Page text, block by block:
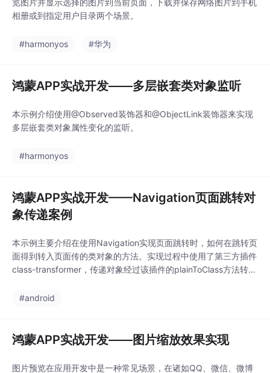
览图片并显示选择的图片到当前页面，下载并保存网络图片到手机
相册或到指定用户目录两个场景。
#harmonyos #华为
鸿蒙APP实战开发——多层嵌套类对象监听
本示例介绍使用@Observed装饰器和@ObjectLink装饰器来实现
多层嵌套类对象属性变化的监听。
#harmonyos
鸿蒙APP实战开发——Navigation页面跳转对
象传递案例
本示例主要介绍在使用Navigation实现页面跳转时，如何在跳转页
面得到转入页面传的类对象的方法。实现过程中使用了第三方插件
class-transformer，传递对象经过该插件的plainToClass方法转换
#android
鸿蒙APP实战开发——图片缩放效果实现
图片预览在应用开发中是一种常见场景，在诸如QQ、微信、微博